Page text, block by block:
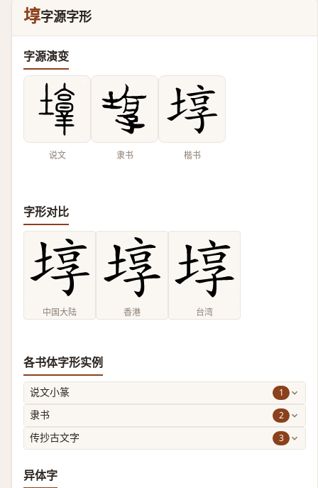
埻字源字形
字源演变
说文 隶书 楷书
字形对比
中国大陆 香港 台湾
各书体字形实例
说文小篆 1
隶书 2
传抄古文字 3
异体字